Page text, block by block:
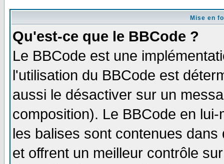
Mise en
Qu'est-ce que le BBCode ?
Le BBCode est une
l'utilisation du BBCode est
aussi le désactiver sur un
composition). Le BBCode en
les balises sont contenues
et offrent un meilleur contrôle